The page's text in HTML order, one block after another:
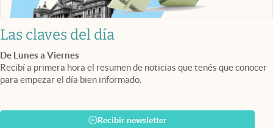
Las claves del día
De Lunes a Viernes
Recibí a primera hora el resumen de noticias que tenés que conocer
para empezar el día bien informado.
Recibir newsletter